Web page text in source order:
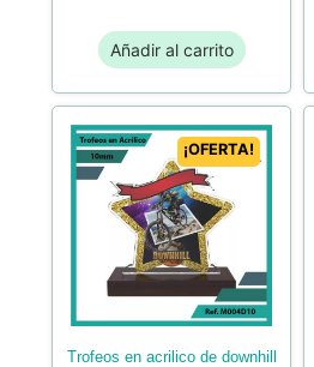
Añadir al carrito
¡OFERTA!
trofeos en acrilico de downhill